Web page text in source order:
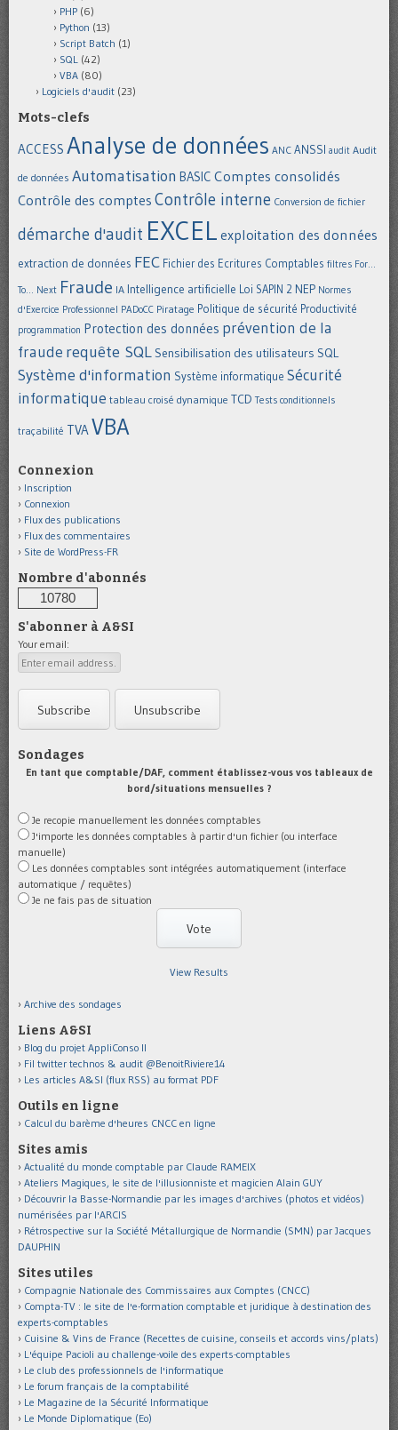
PHP (6)
Python (13)
Script Batch (1)
SQL (42)
VBA (80)
Logiciels d'audit (23)
Mots-clefs
ACCESS Analyse de données ANC ANSSI audit Audit
de données Automatisation BASIC Comptes consolidés
Contrôle des comptes Contrôle interne Conversion de fichier
démarche d'audit EXCEL exploitation des données
extraction de données FEC Fichier des Ecritures Comptables filtres For...
To... Next Fraude IA Intelligence artificielle Loi SAPIN 2 NEP Normes
d'Exercice Professionnel PADoCC Piratage Politique de sécurité Productivité
programmation Protection des données prévention de la
fraude requête SQL Sensibilisation des utilisateurs SQL
Système d'information Système informatique Sécurité
informatique tableau croisé dynamique TCD Tests conditionnels
traçabilité TVAVBA
Connexion
Inscription
Connexion
Flux des publications
Flux des commentaires
Site de WordPress-FR
Nombre d'abonnés
10780
S'abonner à A&SI
Your email:
Sondages
En tant que comptable/DAF, comment établissez-vous vos tableaux de
bord/situations mensuelles ?
Je recopie manuellement les données comptables
J'importe les données comptables à partir d'un fichier (ou interface
manuelle)
Les données comptables sont intégrées automatiquement (interface
automatique / requêtes)
Je ne fais pas de situation
View Results
Archive des sondages
Liens A&SI
Blog du projet AppliConso II
Fil twitter technos & audit @BenoitRiviere14
Les articles A&SI (flux RSS) au format PDF
Outils en ligne
Calcul du barème d'heures CNCC en ligne
Sites amis
Actualité du monde comptable par Claude RAMEIX
Ateliers Magiques, le site de l'illusionniste et magicien Alain GUY
Découvrir la Basse-Normandie par les images d'archives (photos et vidéos)
numérisées par l'ARCIS
Rétrospective sur la Société Métallurgique de Normandie (SMN) par Jacques
DAUPHIN
Sites utiles
Compagnie Nationale des Commissaires aux Comptes (CNCC)
Compta-TV : le site de l'e-formation comptable et juridique à destination des
experts-comptables
Cuisine & Vins de France (Recettes de cuisine, conseils et accords vins/plats)
L'équipe Pacioli au challenge-voile des experts-comptables
Le club des professionnels de l'informatique
Le forum français de la comptabilité
Le Magazine de la Sécurité Informatique
Le Monde Diplomatique (Eo)